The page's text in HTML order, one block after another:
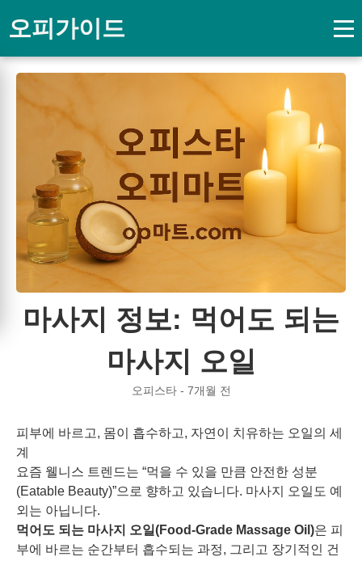
오피가이드
마사지 정보: 먹어도 되는
마사지 오일
오피스타 - 7개월 전
피부에 바르고, 몸이 흡수하고, 자연이 치유하는 오일의 세
계
요즘 웰니스 트렌드는 “먹을 수 있을 만큼 안전한 성분
(Eatable Beauty)”으로 향하고 있습니다. 마사지 오일도 예
외는 아닙니다.
먹어도 되는 마사지 오일(Food-Grade Massage Oil)은 피
부에 바르는 순간부터 흡수되는 과정, 그리고 장기적인 건